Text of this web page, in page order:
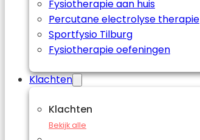
Fysiotherapie aan huis
Percutane electrolyse therapie
Sportfysio Tilburg
Fysiotherapie oefeningen
Klachten
Klachten
Bekijk alle